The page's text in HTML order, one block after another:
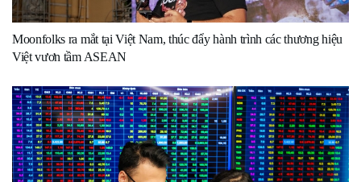
Moonfolks ra mắt tại Việt Nam, thúc đẩy hành trình các thương hiệu
Việt vươn tầm ASEAN